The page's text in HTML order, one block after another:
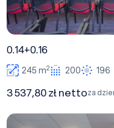
0.14+0.16
245 m2 200 196
3 537,80 zł nettoza